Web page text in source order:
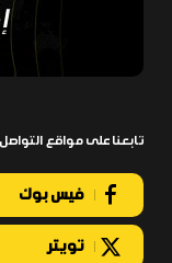
تابعنا على مواقع
فيس بوك
تويتر